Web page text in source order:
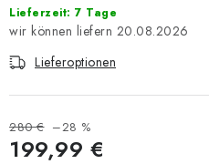
Lieferzeit: 7 Tage
20.08.2026
Lieferoptionen
280 € –28 %
199,99 €